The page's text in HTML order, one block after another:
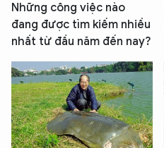
Những công việc nào
đang được tìm kiếm nhiều
nhất từ đầu năm đến nay?